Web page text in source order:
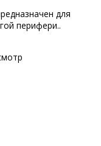
для
перифери..